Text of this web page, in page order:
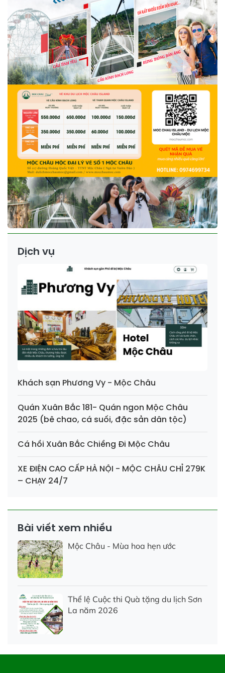
Dịch vụ
Khách sạn Phương Vy - Mộc Châu
Quán Xuân Bắc 181- Quán ngon Mộc Châu
2025 (bê chao, cá suối, đặc sản dân tộc)
Cá hồi Xuân Bắc Chiềng Đi Mộc Châu
XE ĐIỆN CAO CẤP HÀ NỘI - MỘC CHÂU CHỈ 279K
– CHẠY 24/7
Bài viết xem nhiều
Mộc Châu - Mùa hoa hẹn ước
Thể lệ Cuộc thi Quà tặng du lịch Sơn
La năm 2026